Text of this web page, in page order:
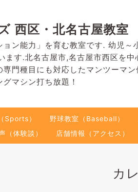
西区・北名古屋教室
ン能力」を育む教室です. 幼児
ます.北名古屋市,名古屋市西区を
門種目にも対応したマンツーマ
マシン打ち放題！
Sports） 野球教室（Baseball）
（体験談）
店舗情報（アクセス）
カ